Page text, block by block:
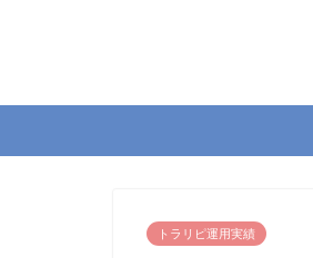
トラリピ運用実績